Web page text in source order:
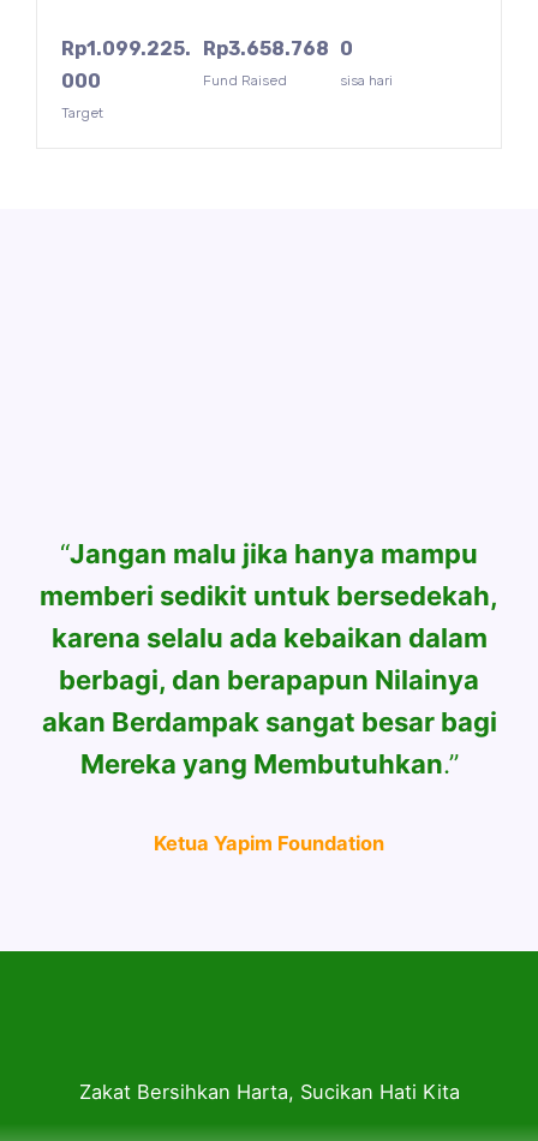
Rp1.099.225.
000
Target
0
sisa hari
Rp3.658.768
Fund Raised
“Jangan malu jika hanya mampu
memberi sedikit untuk bersedekah,
karena selalu ada kebaikan dalam
berbagi, dan berapapun Nilainya
akan Berdampak sangat besar bagi
Mereka yang Membutuhkan.”
Ketua Yapim Foundation
Zakat Bersihkan Harta, Sucikan Hati Kita